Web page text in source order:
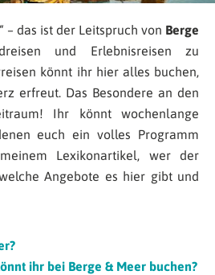
– das ist der Leitspruch von Berge
und Erlebnisreisen zu
könnt ihr hier alles buchen,
erfreut. Das Besondere an den
Ihr könnt wochenlange
euch ein volles Programm
Lexikonartikel, wer der
Angebote es hier gibt und
ihr bei Berge & Meer buchen?